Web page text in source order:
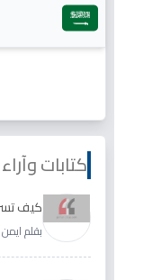
كتابات وآراء
كيف
الأجابة
بقلم